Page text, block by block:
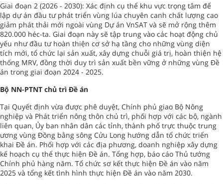
Giai đoạn 2 (2026 - 2030): Xác định cụ thể khu vực trọng tâm để
lập dự án đầu tư phát triển vùng lúa chuyên canh chất lượng cao
giảm phát thải mới ngoài vùng Dự án VnSAT và sẽ mở rộng thêm
820.000 héc-ta. Giai đoạn này sẽ tập trung vào các hoạt động chủ
yếu như đầu tư hoàn thiện cơ sở hạ tầng cho những vùng diện
tích mới, tổ chức lại sản xuất, xây dựng chuỗi giá trị, hoàn thiện hệ
thống MRV, đồng thời duy trì sản xuất bền vững ở những vùng Đề
án trong giai đoạn 2024 - 2025.
Bộ NN-PTNT chủ trì Đề án
Tại Quyết định vừa được phê duyệt, Chính phủ giao Bộ Nông
nghiệp và Phát triển nông thôn chủ trì, phối hợp với các bộ, ngành
liên quan, Ủy ban nhân dân các tỉnh, thành phố trực thuộc trung
ương vùng Đồng bằng sông Cửu Long hướng dẫn tổ chức triển
khai Đề án. Phối hợp với các địa phương, doanh nghiệp xây dựng
kế hoạch cụ thể thực hiện Đề án. Tổng hợp, báo cáo Thủ tướng
Chính phủ hàng năm. Tổ chức sơ kết thực hiện Đề án vào năm
2025 và tổng kết tình hình thực hiện Đề án vào năm 2030.